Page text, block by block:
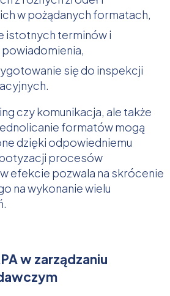
w pożądanych formatach,
istotnych terminów i
się do inspekcji
czy komunikacja, ale także
formatów mogą
dzięki odpowiedniemu
procesów
efekcie pozwala na skrócenie
na wykonanie wielu
w zarządzaniu